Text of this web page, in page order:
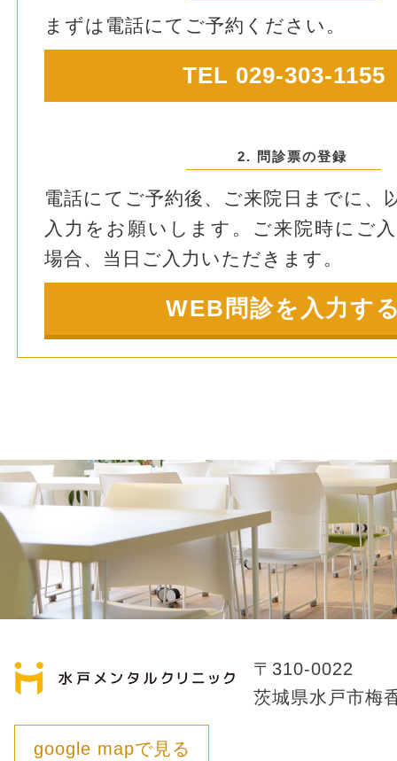
まずは電話にてご予約ください。
TEL 029-303-1155
2. 問診票の登録
電話にてご予約後、ご来院日までに、
入力をお願いします。ご来院時にご
場合、当日ご入力いただきます。
WEB問診を入力す
〒310-0022
茨城県水戸市梅
google mapで見る